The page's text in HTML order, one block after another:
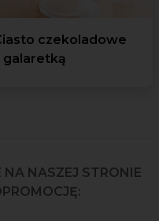
czekoladowe
galaretką
NASZEJ STRONIE